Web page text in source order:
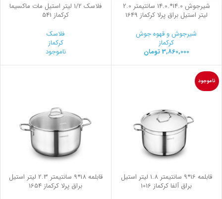
شیرجوش 14.0*.14.0 سانتیمتر 2.0
لیتر استیل براق پرلا کرکماز 1649
شیرجوش و قهوه جوش
کرکماز
3,860,000 تومان
فلاسك 1/2 ليتر استيل مات ماكسيما
کرکماز 541
فلاسک
کرکماز
ناموجود
ناموجود
قابلمه 16*9 سانتیمتر 1.8 لیتر استیل
براق آلفا کرکماز 1016
قابلمه 18*9 سانتیمتر 2.3 لیتر استیل
براق پرلا کرکماز 1654